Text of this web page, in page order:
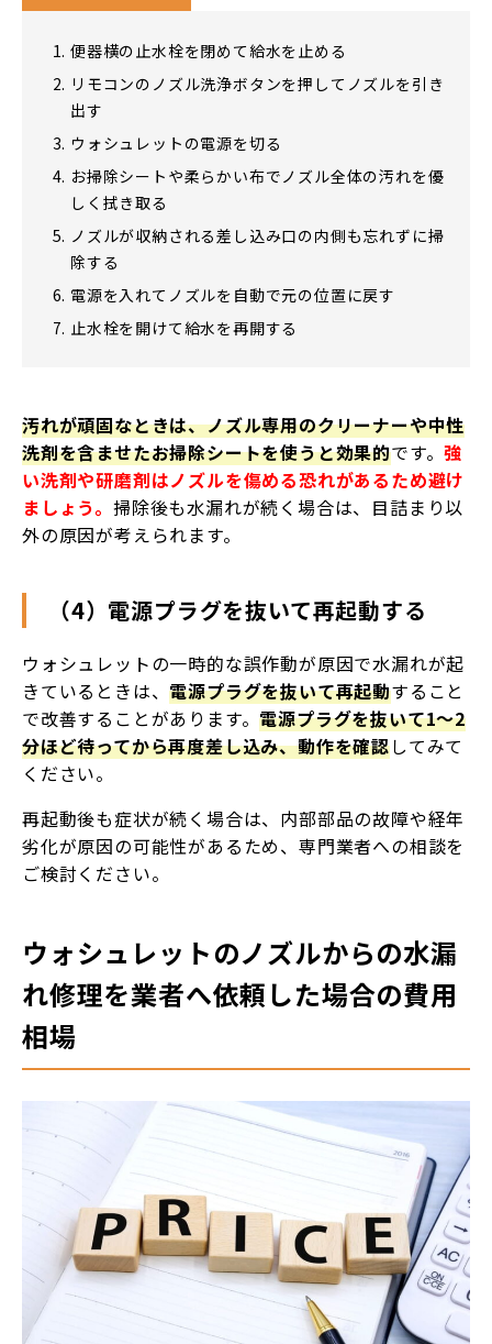
便器横の止水栓を閉めて給水を止める
リモコンのノズル洗浄ボタンを押してノズルを引き
出す
ウォシュレットの電源を切る
お掃除シートや柔らかい布でノズル全体の汚れを優
しく拭き取る
ノズルが収納される差し込み口の内側も忘れずに掃
除する
電源を入れてノズルを自動で元の位置に戻す
止水栓を開けて給水を再開する
汚れが頑固なときは、ノズル専用のクリーナーや中性
洗剤を含ませたお掃除シートを使うと効果的です。強
い洗剤や研磨剤はノズルを傷める恐れがあるため避け
ましょう。 掃除後も水漏れが続く場合は、目詰まり以
外の原因が考えられます。
（4）電源プラグを抜いて再起動する
ウォシュレットの一時的な誤作動が原因で水漏れが起
きているときは、電源プラグを抜いて再起動すること
で改善することがあります。電源プラグを抜いて1〜2
分ほど待ってから再度差し込み、動作を確認してみて
ください。
再起動後も症状が続く場合は、内部部品の故障や経年
劣化が原因の可能性があるため、専門業者への相談を
ご検討ください。
ウォシュレットのノズルからの水漏
れ修理を業者へ依頼した場合の費用
相場